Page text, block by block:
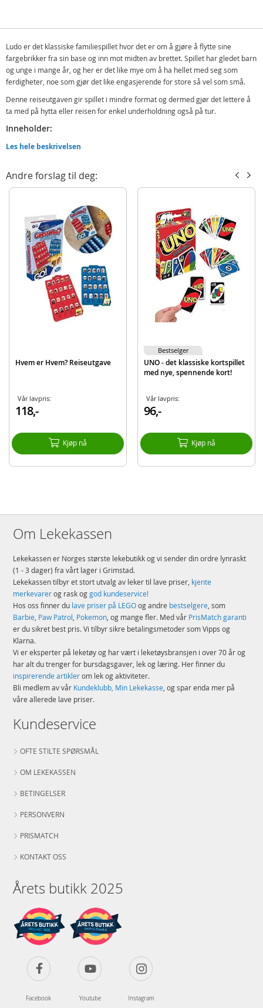
Ludo er det klassiske familiespillet hvor det er om å gjøre å flytte sine
fargebrikker fra sin base og inn mot midten av brettet. Spillet har gledet barn
og unge i mange år, og her er det like mye om å ha hellet med seg som
ferdigheter, noe som gjør det like engasjerende for store så vel som små.
Denne reiseutgaven gir spillet i mindre format og dermed gjør det lettere å
ta med på hytta eller reisen for enkel underholdning også på tur.
Inneholder:
Ludo reisespill med spillebrett, brikker og terning
Antall spillere: 2-4
Produktdetaljer
Modell
7072611004251
Les hele beskrivelsen
Andre forslag til deg:
Hvem er Hvem? Reiseutgave
Vår lavpris:
118,-
Kjøp nå
UNO - det klassiske kortspillet
med nye, spennende kort!
Vår lavpris:
96,-
Kjøp nå
Bestselger
Om Lekekassen
Lekekassen er Norges største lekebutikk og vi sender din ordre lynraskt
(1 - 3 dager) fra vårt lager i Grimstad.
Lekekassen tilbyr et stort utvalg av leker til lave priser, kjente
merkevarerog rask oggod kundeservice!
Hos oss finner du lave priser på LEGOog andre bestselgere, som
Barbie, Paw Patrol, Pokemon, og mange fler. Med vår PrisMatch garanti
er du sikret best pris. Vi tilbyr sikre betalingsmetoder som Vipps og
Klarna.
Vi er eksperter på leketøy og har vært i leketøysbransjen i over 70 år og
har alt du trenger for bursdagsgaver, lek og læring. Her finner du
inspirerende artiklerom lek og aktiviteter.
Bli medlem av vår Kundeklubb, Min Lekekasse, og spar enda mer på
våre allerede lave priser.
Kundeservice
OFTE STILTE SPØRSMÅL
OM LEKEKASSEN
BETINGELSER
PERSONVERN
PRISMATCH
KONTAKT OSS
Årets butikk 2025
Facebook Youtube Instagram